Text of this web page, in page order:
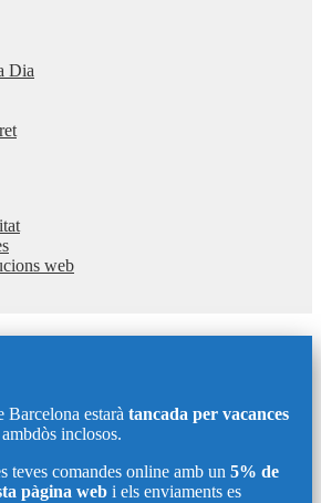
Dia
web
estarà tancada per vacances
ambdòs inclosos.
teves comandes online amb un 5% de
pàgina web i els enviaments es